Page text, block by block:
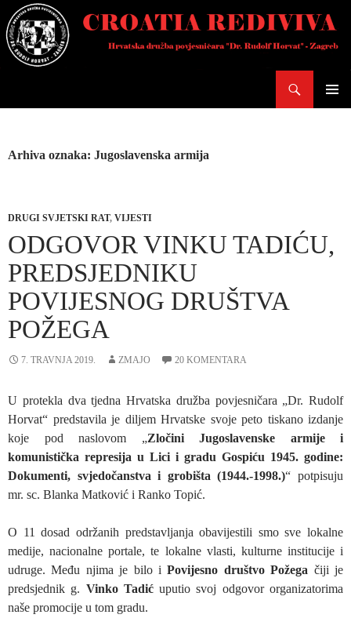
Skoči
do
sadržaja
Arhiva oznaka: Jugoslavenska armija
DRUGI SVJETSKI RAT, VIJESTI
ODGOVOR VINKU TADIĆU,
PREDSJEDNIKU
POVIJESNOG DRUŠTVA
POŽEGA
7. TRAVNJA 2019. ZMAJO 20 KOMENTARA
U protekla dva tjedna Hrvatska družba povjesničara „Dr. Rudolf
Horvat“ predstavila je diljem Hrvatske svoje peto tiskano izdanje
koje pod naslovom „Zločini Jugoslavenske armije i
komunistička represija u Lici i gradu Gospiću 1945. godine:
Dokumenti, svjedočanstva i grobišta (1944.-1998.)“ potpisuju
mr. sc. Blanka Matković i Ranko Topić.
O 11 dosad održanih predstavljanja obavijestili smo sve lokalne
medije, nacionalne portale, te lokalne vlasti, kulturne institucije i
udruge. Među njima je bilo iPovijesno društvo Požega čiji je
predsjednik g. Vinko Tadićuputio svoj odgovor organizatorima
naše promocije u tom gradu.